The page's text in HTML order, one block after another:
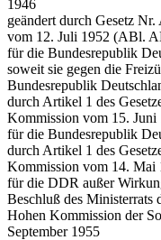
1946
geändert durch Gesetz
vom 12. Juli 1952 (ABl.
für die Bundesrepublik
soweit sie gegen die
Bundesrepublik
durch Artikel 1 des
Kommission vom 15.
für die Bundesrepublik
durch Artikel 1 des
Kommission vom 14.
für die DDR außer
Beschluß des Ministerrats
Hohen Kommission der
September 1955